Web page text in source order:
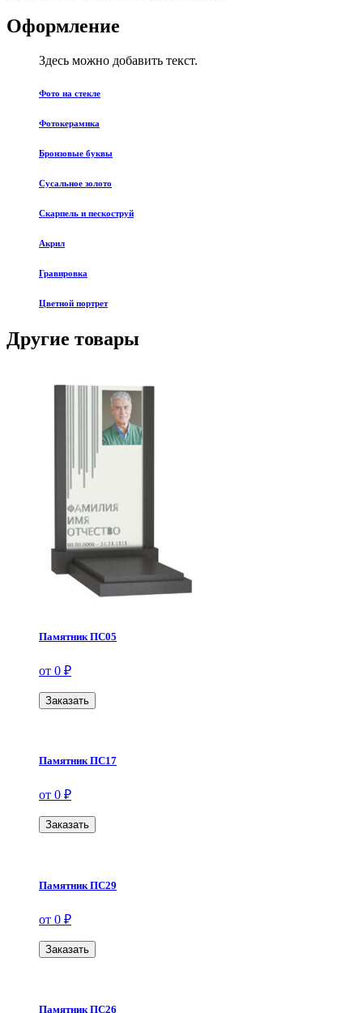
Оформление
Здесь можно добавить текст.
Фото на стекле
Фотокерамика
Бронзовые буквы
Сусальное золото
Скарпель и пескоструй
Акрил
Гравировка
Цветной портрет
Другие товары
Памятник ПС05
от 0 ₽
Заказать
Памятник ПС17
от 0 ₽
Заказать
Памятник ПС29
от 0 ₽
Заказать
Памятник ПС26